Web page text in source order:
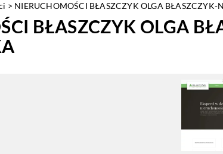
> NIERUCHOMOŚCI BŁASZCZYK OLGA BŁASZCZYK-
BŁASZCZYK OLGA